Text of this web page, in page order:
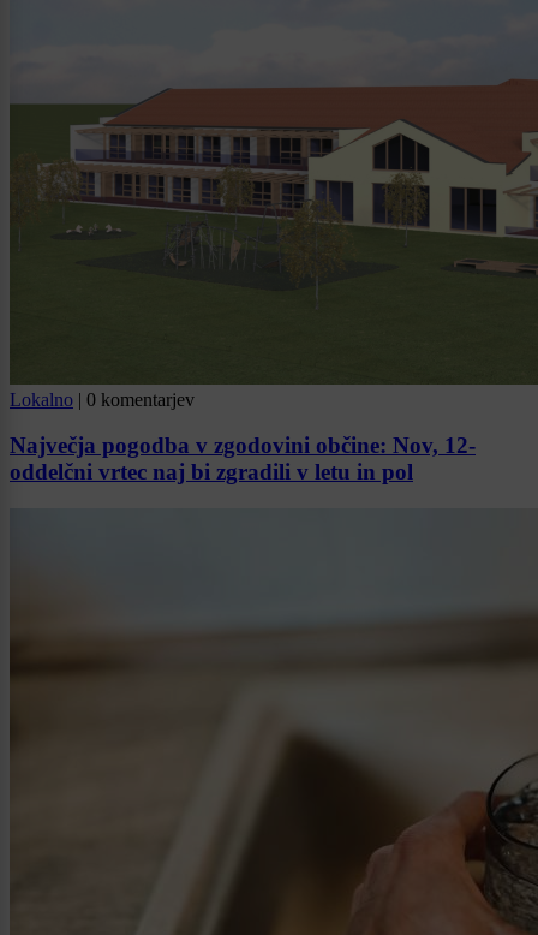
Lokalno | 0 komentarjev
Največja pogodba v zgodovini občine: Nov, 12-
oddelčni vrtec naj bi zgradili v letu in pol